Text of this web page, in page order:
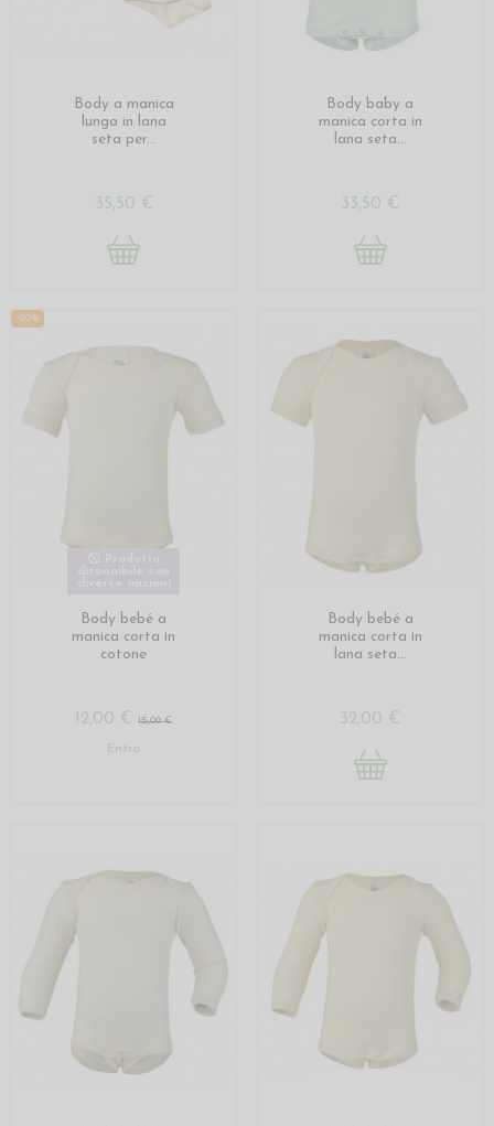
Body a manica
lunga in lana
seta per...
35,50 €
Body baby a
manica corta in
lana seta...
33,50 €
-20%
Body bebé a
manica corta in
cotone
12,00 €15,00 €
Entra
Body bebé a
manica corta in
lana seta...
32,00 €